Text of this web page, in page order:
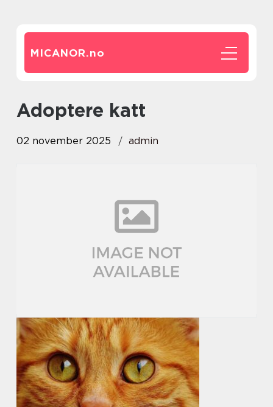
MICANOR.no
Adoptere katt
02 november 2025 admin